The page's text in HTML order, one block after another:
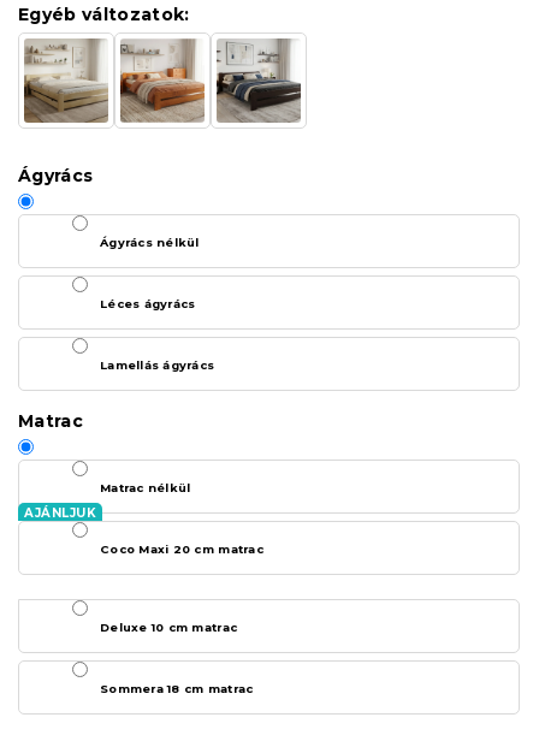
Egyéb változatok:
Ágyrács
Ágyrács nélkül
Léces ágyrács
Lamellás ágyrács
Matrac
Matrac nélkül
Coco Maxi 20 cm matrac
Deluxe 10 cm matrac
Sommera 18 cm matrac